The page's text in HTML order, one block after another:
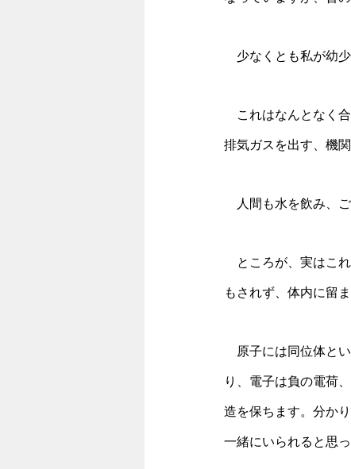
少なくとも私が幼
これはなんとなく
排気ガスを出す、機
人間も水を飲み、
ところが、実はこ
もされず、体内に留
原子には同位体と
り、電子は負の電荷
造を保ちます。分か
一緒にいられると思っ